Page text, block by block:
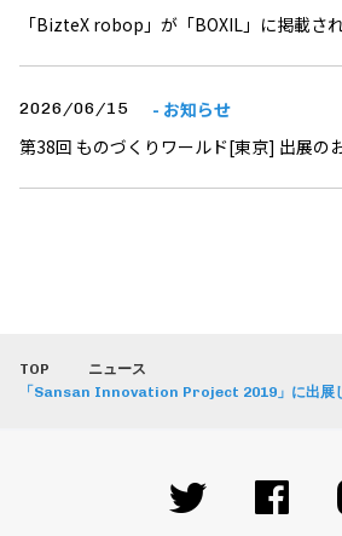
「BizteX robop」が「BOXIL」に掲載さ
2026/06/15
- お知らせ
第38回 ものづくりワールド[東京] 出展の
TOP
ニュース
「Sansan Innovation Project 2019」に出展